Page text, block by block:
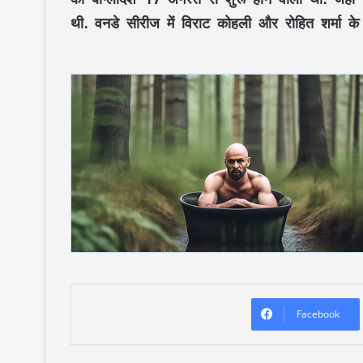
थी. वनडे सीरीज में विराट कोहली और रोहित
Facebook